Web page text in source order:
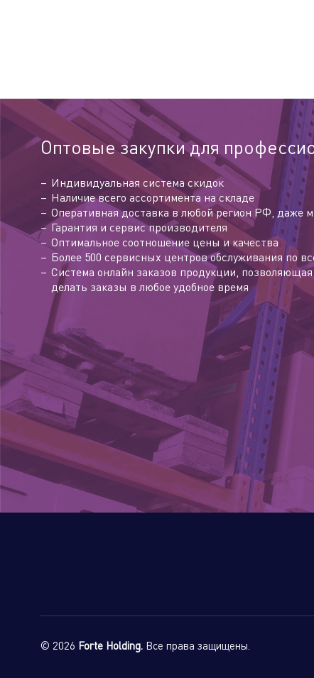
Оптовые закупки для
Индивидуальная система скидок
Наличие всего ассортимента на складе
Оперативная доставка в любой регион РФ, даже
Гарантия и сервис производителя
Оптимальное соотношение цены и качества
Более 500 сервисных центров обслуживания по
Система онлайн заказов продукции,
делать заказы в любое удобное время
© 2026 Forte Holding. Все права защищены.